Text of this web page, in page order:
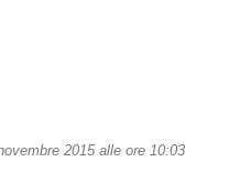
2015 alle ore 10:03